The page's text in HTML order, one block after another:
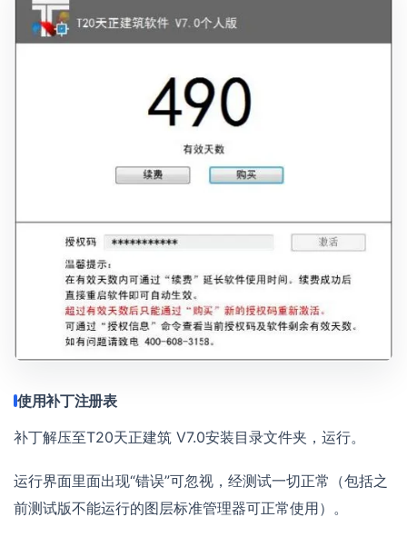
使用补丁注册表
补丁解压至T20天正建筑 V7.0安装目录文件夹，运行。
运行界面里面出现“错误”可忽视，经测试一切正常（包括之
前测试版不能运行的图层标准管理器可正常使用）。